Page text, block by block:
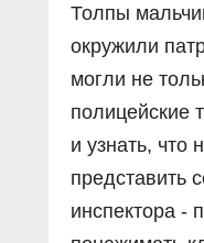
Толпы
окружили
могли не
полицейские
и узнать, что
представить
инспектора -